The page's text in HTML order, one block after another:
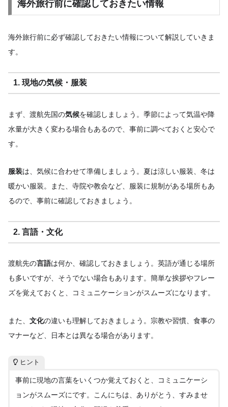
海外旅行前に確認しておきたい情報
海外旅行前に必ず確認しておきたい情報について解説していきま
す。
1. 現地の気候・服装
まず、渡航先国の気候を確認しましょう。季節によって気温や降
水量が大きく変わる場合もあるので、事前に調べておくと安心で
す。
服装は、気候に合わせて準備しましょう。夏は涼しい服装、冬は
暖かい服装。また、寺院や教会など、服装に規制がある場所もあ
るので、事前に確認しておきましょう。
2. 言語・文化
渡航先の言語は何か、確認しておきましょう。英語が通じる場所
も多いですが、そうでない場合もあります。簡単な挨拶やフレー
ズを覚えておくと、コミュニケーションがスムーズになります。
また、 文化の違いも理解しておきましょう。宗教や習慣、食事の
マナーなど、日本とは異なる場合があります。
ヒント
事前に現地の言葉をいくつか覚えておくと、コミュニケーシ
ョンがスムーズにです。こんにちは、ありがとう、すみませ